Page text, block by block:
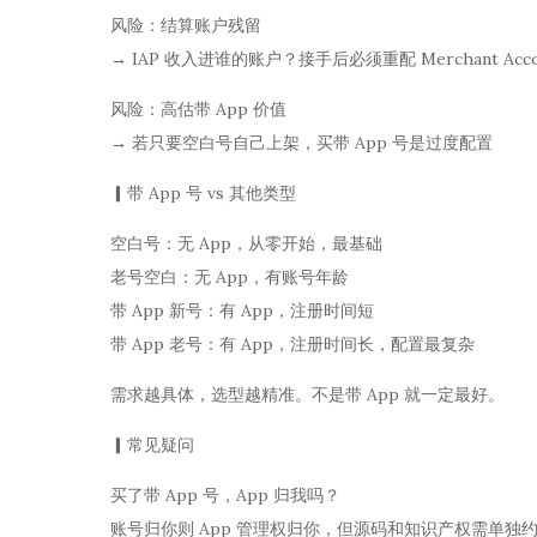
风险：结算账户残留
→ IAP 收入进谁的账户？接手后必须重配 Merchant
风险：高估带 App 价值
→ 若只要空白号自己上架，买带 App 号是过度配置
▎带 App 号 vs 其他类型
空白号：无 App，从零开始，最基础
老号空白：无 App，有账号年龄
带 App 新号：有 App，注册时间短
带 App 老号：有 App，注册时间长，配置最复杂
需求越具体，选型越精准。不是带 App 就一定最好。
▎常见疑问
买了带 App 号，App 归我吗？
账号归你则 App 管理权归你，但源码和知识产权需单独约